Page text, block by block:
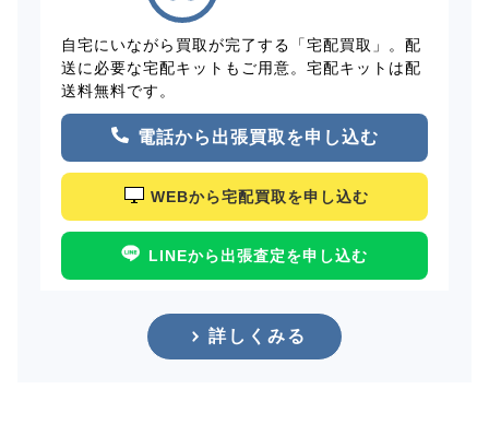
自宅にいながら買取が完了する「宅配買取」。配
送に必要な宅配キットもご用意。宅配キットは配
送料無料です。
電話から出張買取を申し込む
WEBから宅配買取を申し込む
LINEから出張査定を申し込む
詳しくみる